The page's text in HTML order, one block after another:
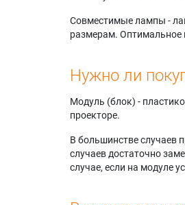
Совместимые лампы -
размерам. Оптимальное
Нужно ли
Модуль (блок) -
проекторе.
В большинстве случаев
случаев достаточно
случае, если на модуле